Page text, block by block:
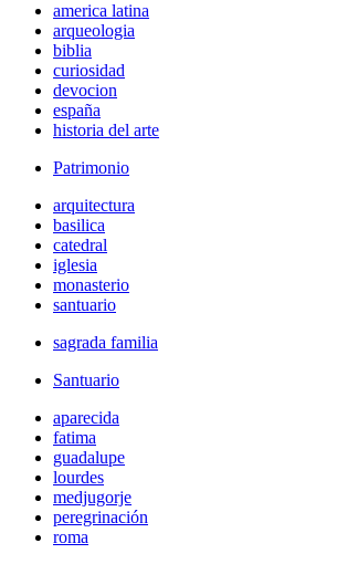
america latina
arqueologia
biblia
curiosidad
devocion
españa
historia del arte
Patrimonio
arquitectura
basilica
catedral
iglesia
monasterio
santuario
sagrada familia
Santuario
aparecida
fatima
guadalupe
lourdes
medjugorje
peregrinación
roma